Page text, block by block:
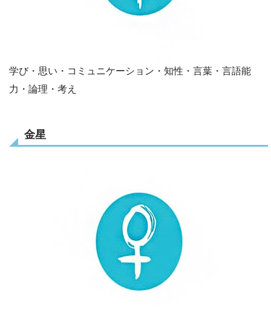
学び・思い・コミュニケーション・知性・言葉・言語能
力・論理・考え
金星